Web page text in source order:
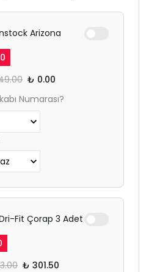
Arizona
₺ 0.00
Numarası?
Fit Çorap 3 Adet
₺ 301.50